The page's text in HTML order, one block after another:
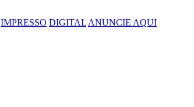
IMPRESSO DIGITAL ANUNCIE AQUI